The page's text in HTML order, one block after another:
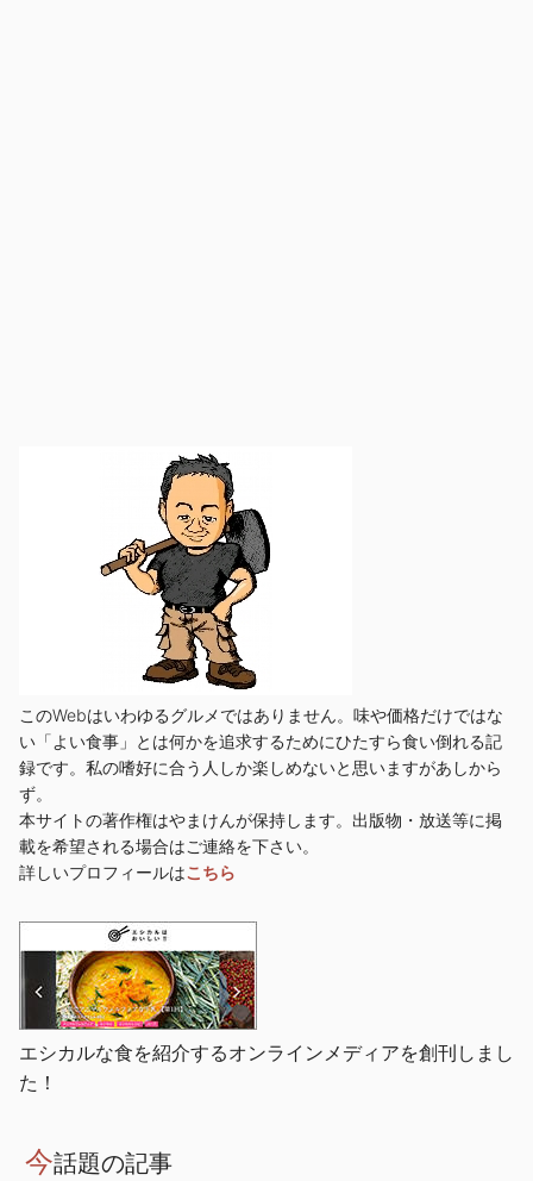
このWebはいわゆるグルメではありません。味や価格だけではな
い「よい食事」とは何かを追求するためにひたすら食い倒れる記
録です。私の嗜好に合う人しか楽しめないと思いますがあしから
ず。
本サイトの著作権はやまけんが保持します。出版物・放送等に掲
載を希望される場合はご連絡を下さい。
詳しいプロフィールはこちら
エシカルな食を紹介するオンラインメディアを創刊しまし
た！
今話題の記事